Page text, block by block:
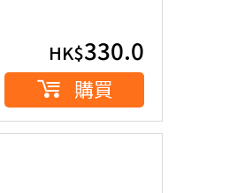
HK$330.0
購買